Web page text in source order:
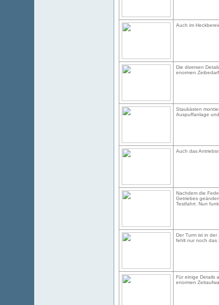
Auch im
Die diversen
enormen
Staukästen
Auspuffanlage
Auch das
Nachdem die
Getriebes
Testfahrt. Nun
Der Turm ist in
fehlt nur noch das
Für einige Details
enormen